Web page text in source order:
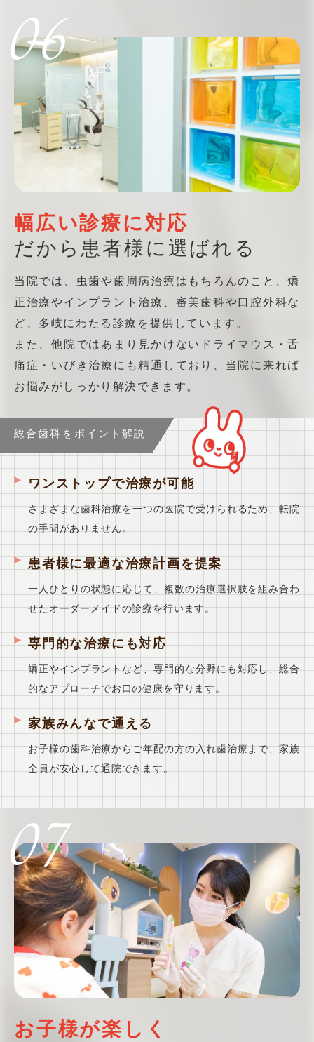
06
幅広い診療に対応
だから患者様に選ばれる
当院では、虫歯や歯周病治療はもちろんのこと、矯
正治療やインプラント治療、審美歯科や口腔外科な
ど、多岐にわたる診療を提供しています。
また、他院ではあまり見かけないドライマウス・舌
痛症・いびき治療にも精通しており、当院に来れば
お悩みがしっかり解決できます。
総合歯科をポイント解説
ワンストップで治療が可能
さまざまな歯科治療を一つの医院で受けられるため、転院
の手間がありません。
患者様に最適な治療計画を提案
一人ひとりの状態に応じて、複数の治療選択肢を組み合わ
せたオーダーメイドの診療を行います。
専門的な治療にも対応
矯正やインプラントなど、専門的な分野にも対応し、総合
的なアプローチでお口の健康を守ります。
家族みんなで通える
お子様の歯科治療からご年配の方の入れ歯治療まで、家族
全員が安心して通院できます。
07
お子様が楽しく